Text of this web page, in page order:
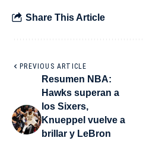
Share This Article
PREVIOUS ARTICLE
Resumen NBA:
Hawks superan a
los Sixers,
Knueppel vuelve a
brillar y LeBron